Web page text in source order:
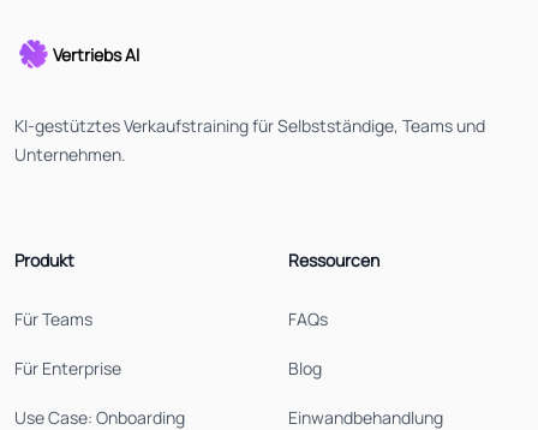
Vertriebs AI
KI-gestütztes Verkaufstraining für Selbstständige, Teams und
Unternehmen.
Produkt
Für Teams
Für Enterprise
Use Case: Onboarding
Ressourcen
FAQs
Blog
Einwandbehandlung